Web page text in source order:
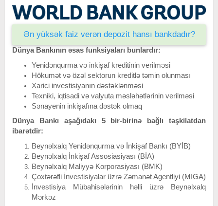
Ən yüksək faiz verən depozit hansı bankdadır?
Dünya Bankının əsas funksiyaları bunlardır:
Yenidənqurma və inkişaf kreditinin verilməsi
Hökumət və özəl sektorun kreditlə təmin olunması
Xarici investisiyanın dəstəklənməsi
Texniki, iqtisadi və valyuta məsləhətlərinin verilməsi
Sənayenin inkişafına dəstək olmaq
Dünya Bankı aşağıdakı 5 bir-birinə bağlı təşkilatdan
ibarətdir:
Beynəlxalq Yenidənqurma və İnkişaf Bankı (BYİB)
Beynəlxalq İnkişaf Assosiasiyası (BİA)
Beynəlxalq Maliyyə Korporasiyası (BMK)
Çoxtərəfli İnvestisiyalar üzrə Zəmanət Agentliyi (MIGA)
İnvestisiya Mübahisələrinin həlli üzrə Beynəlxalq
Mərkəz